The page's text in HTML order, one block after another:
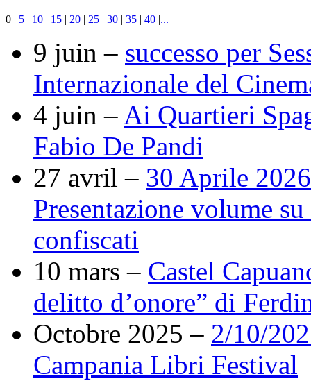
0 | 5 | 10 | 15 | 20 | 25 | 30 | 35 | 40 |...
9 juin – successo per
Internazionale del
4 juin – Ai Quartieri
Fabio De Pandi
27 avril – 30 Aprile
Presentazione volume
confiscati
10 mars – Castel
delitto d’onore” di
Octobre 2025 – 2/10/
Campania Libri Festival